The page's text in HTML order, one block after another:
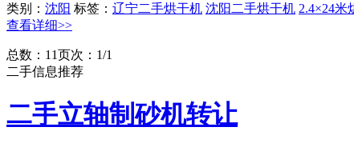
类别： 沈阳 标签： 辽宁二手烘干机 沈阳二手烘干机 2.4×24米
查看详细>>
总数：1 1页次：1/1
二手信息推荐
二手立轴制砂机转让